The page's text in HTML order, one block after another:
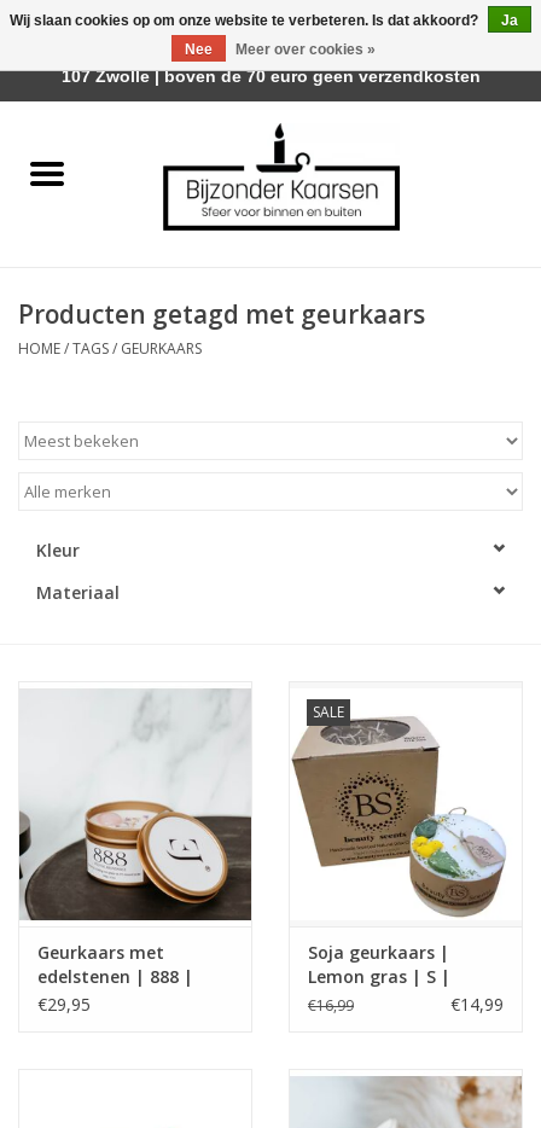
Räder Design Stories
Geurkaarsen
LED Kaarsen
Relatiegeschenken & Bedankjes
Sale
Merken
Producten getagd met geurkaars
HOME/TAGS/ GEURKAARS
Kleur
Materiaal
Geurkaars met
edelstenen | 888 |
Manifest Candle |
€29,95
SALE
Soja geurkaars |
Lemon gras | S |
Beauty Scents
€16,99 €14,99
Wij slaan cookies op om onze website te verbeteren. Is dat akkoord?
Ja
Nee
Meer over cookies »
Afhalen is mogelijk bij Trotz Woon & Cadeau | Belvederelaan
107 Zwolle | boven de 70 euro geen verzendkosten